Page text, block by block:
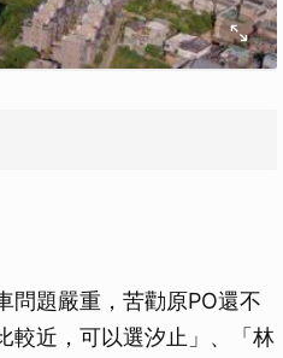
問題嚴重，苦勸原PO還不
較近，可以選汐止」、「林